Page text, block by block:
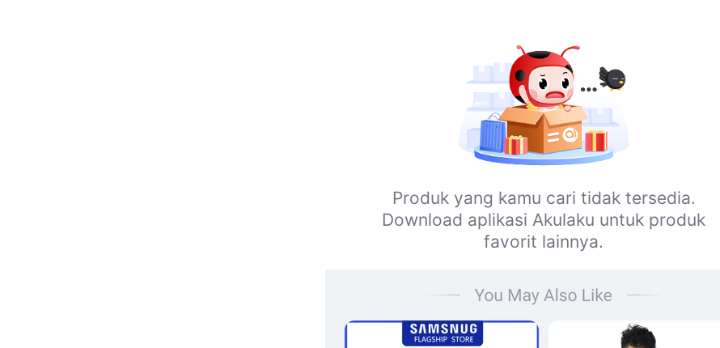
Produk yang kamu cari tidak tersedia.
Download aplikasi Akulaku untuk produk
favorit lainnya.